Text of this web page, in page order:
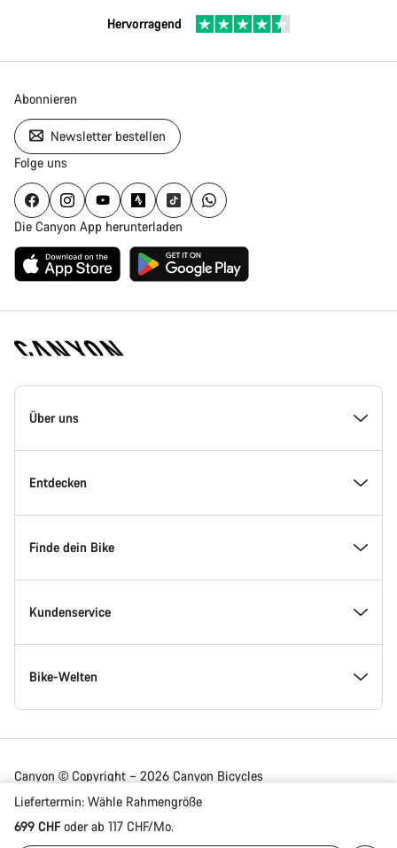
Liefertermin: Wähle Rahmengröße
699 CHF oder ab 117 CHF/Mo.
Hervorragend
Abonnieren
Newsletter bestellen
Folge uns
Die Canyon App herunterladen
Canyon
Homepage
Über uns
Inside Canyon
Innovation bei Canyon
Canyon Factory Racing
Auszeichnungen
Jobs
Canyon Newsroom
Entdecken
Events
Canyon Standorte finden
Teams, Athleten & Fahrer
News & Storys
Tipps & Ratschläge
Finde dein Bike
Modellfinder
Verfügbare Bikes
Finde deine Canyon Größe
Bikevergleich
Kundenservice
Service Center
Service-Standorte
Versand
Bike-Welten
Rennräder
Gravel Bikes
Canyon © Copyright – 2026 Canyon Bicycles
GmbH – All Rights Reserved